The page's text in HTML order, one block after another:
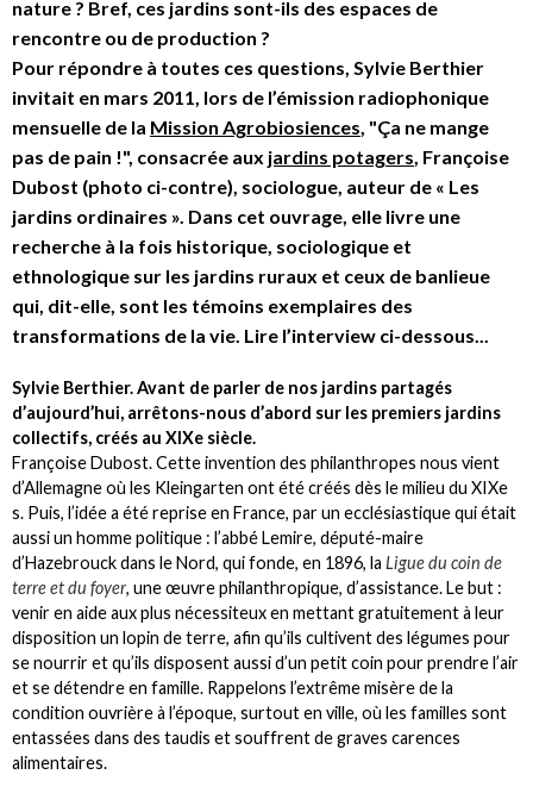
nature ? Bref, ces jardins sont-ils des espaces de
rencontre ou de production ?
Pour répondre à toutes ces questions, Sylvie Berthier
invitait en mars 2011, lors de l’émission radiophonique
mensuelle de la Mission Agrobiosiences, "Ça ne mange
pas de pain !", consacrée aux jardins potagers, Françoise
Dubost (photo ci-contre), sociologue, auteur de « Les
jardins ordinaires ». Dans cet ouvrage, elle livre une
recherche à la fois historique, sociologique et
ethnologique sur les jardins ruraux et ceux de banlieue
qui, dit-elle, sont les témoins exemplaires des
transformations de la vie. Lire l’interview ci-dessous...
Sylvie Berthier. Avant de parler de nos jardins partagés
d’aujourd’hui, arrêtons-nous d’abord sur les premiers jardins
collectifs, créés au XIXe siècle.
Françoise Dubost. Cette invention des philanthropes nous vient
d’Allemagne où les Kleingarten ont été créés dès le milieu du XIXe
s. Puis, l’idée a été reprise en France, par un ecclésiastique qui était
aussi un homme politique : l’abbé Lemire, député-maire
d’Hazebrouck dans le Nord, qui fonde, en 1896, la Ligue du coin de
terre et du foyer, une œuvre philanthropique, d’assistance. Le but :
venir en aide aux plus nécessiteux en mettant gratuitement à leur
disposition un lopin de terre, afin qu’ils cultivent des légumes pour
se nourrir et qu’ils disposent aussi d’un petit coin pour prendre l’air
et se détendre en famille. Rappelons l’extrême misère de la
condition ouvrière à l’époque, surtout en ville, où les familles sont
entassées dans des taudis et souffrent de graves carences
alimentaires.